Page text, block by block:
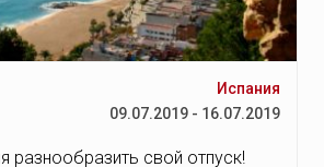
Испания
09.07.2019 - 16.07.2019
разнообразить свой отпуск!